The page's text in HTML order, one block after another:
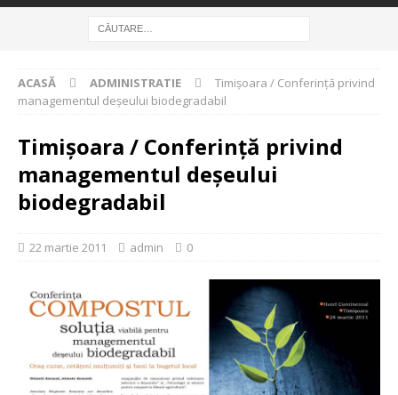
ACASĂ ADMINISTRATIE
Timişoara / Conferinţă privind
managementul deşeului biodegradabil
Timişoara / Conferinţă privind
managementul deşeului
biodegradabil
22 martie 2011 admin 0